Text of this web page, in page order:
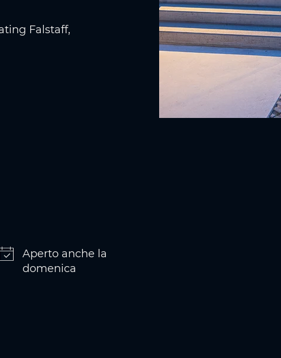
Falstaff,
Aperto anche la
domenica